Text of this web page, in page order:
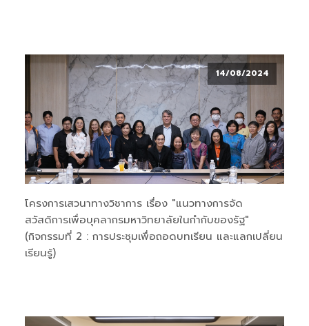
14/08/2024
โครงการเสวนาทางวิชาการ เรื่อง "แนวทางการจัด
สวัสดิการเพื่อบุคลากรมหาวิทยาลัยในกำกับของรัฐ"
(กิจกรรมที่ 2 : การประชุมเพื่อถอดบทเรียน และแลกเปลี่ยน
เรียนรู้)